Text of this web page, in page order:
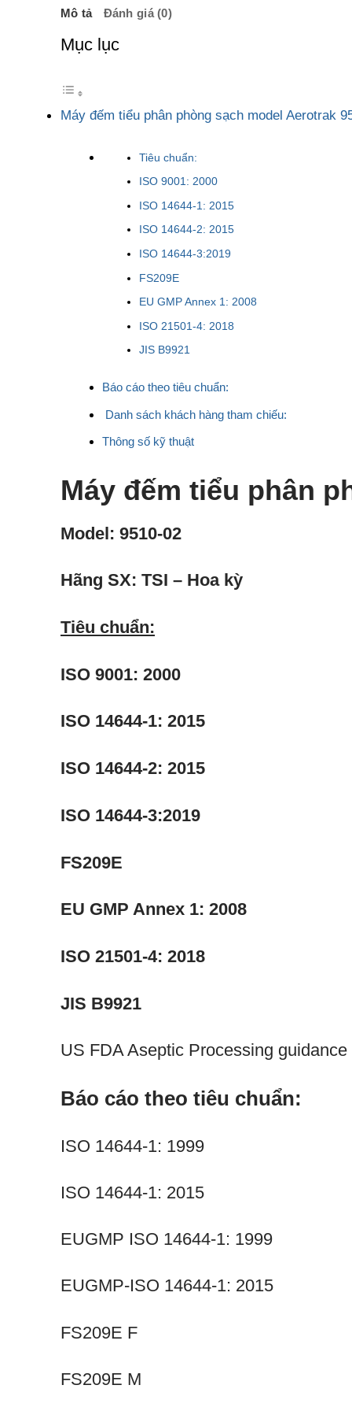
Mô tả Đánh giá (0)
Mục lục
Máy đếm tiểu phân phòng sạch model Aerotrak
Tiêu chuẩn:
ISO 9001: 2000
ISO 14644-1: 2015
ISO 14644-2: 2015
ISO 14644-3:2019
FS209E
EU GMP Annex 1: 2008
ISO 21501-4: 2018
JIS B9921
Báo cáo theo tiêu chuẩn:
Danh sách khách hàng tham chiếu:
Thông số kỹ thuật
Máy đếm tiểu phân
Model: 9510-02
Hãng SX: TSI – Hoa kỳ
Tiêu chuẩn:
ISO 9001: 2000
ISO 14644-1: 2015
ISO 14644-2: 2015
ISO 14644-3:2019
FS209E
EU GMP Annex 1: 2008
ISO 21501-4: 2018
JIS B9921
US FDA Aseptic Processing guidance
Báo cáo theo tiêu chuẩn:
ISO 14644-1: 1999
ISO 14644-1: 2015
EUGMP ISO 14644-1: 1999
EUGMP-ISO 14644-1: 2015
FS209E F
FS209E M